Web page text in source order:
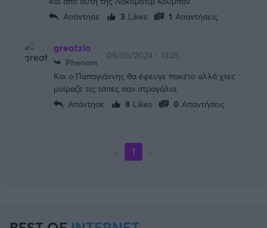
Απάντησε
3 Likes 1 Απαντήσεις
greatzio
Phenom
09/05/2024 - 13:25
Kαι ο Παπαγιάννης θα έφευγε πακέτο αλλά χτες
μοίραζε τις τάπες σαν στραγάλια.
Απάντησε
8 Likes 0 Απαντήσεις
1